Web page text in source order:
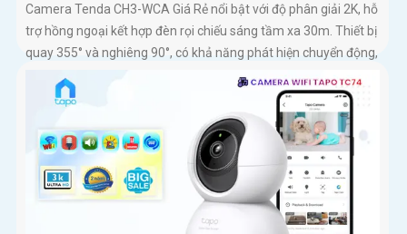
Camera Tenda CH3-WCA Giá Rẻ nổi bật với độ phân giải 2K, hỗ
trợ hồng ngoại kết hợp đèn rọi chiếu sáng tầm xa 30m. Thiết bị
quay 355° và nghiêng 90°, có khả năng phát hiện chuyển động,